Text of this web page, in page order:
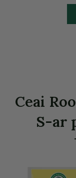
Ceai
S-ar